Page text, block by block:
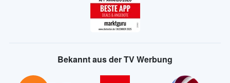
Bekannt aus der TV Werbung